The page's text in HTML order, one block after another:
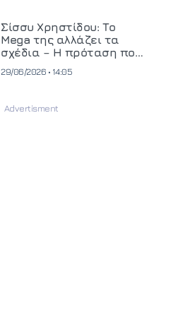
και ανεβάζει τον πήχη
στην παραγωγή
οπτικοακουστικού
περιεχομένου
Σίσσυ Χρηστίδου: Το
Mega της αλλάζει τα
σχέδια – Η πρόταση που
29/06/2026 • 14:05